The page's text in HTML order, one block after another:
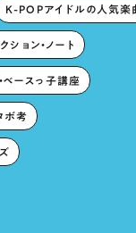
K-POPアイドルの人気楽
ョン・ノート
ベースっ子講座
ボ考